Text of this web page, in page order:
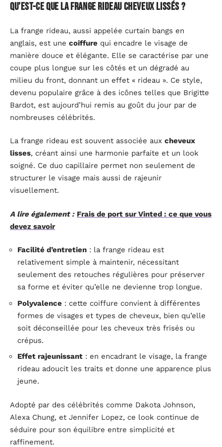
Qu’est-ce que la frange rideau cheveux lissés ?
La frange rideau, aussi appelée curtain bangs en
anglais, est une coiffure qui encadre le visage de
manière douce et élégante. Elle se caractérise par une
coupe plus longue sur les côtés et un dégradé au
milieu du front, donnant un effet « rideau ». Ce style,
devenu populaire grâce à des icônes telles que Brigitte
Bardot, est aujourd’hui remis au goût du jour par de
nombreuses célébrités.
La frange rideau est souvent associée aux cheveux
lisses, créant ainsi une harmonie parfaite et un look
soigné. Ce duo capillaire permet non seulement de
structurer le visage mais aussi de rajeunir
visuellement.
A lire également : Frais de port sur Vinted : ce que vous
devez savoir
Facilité d’entretien : la frange rideau est
relativement simple à maintenir, nécessitant
seulement des retouches régulières pour préserver
sa forme et éviter qu’elle ne devienne trop longue.
Polyvalence : cette coiffure convient à différentes
formes de visages et types de cheveux, bien qu’elle
soit déconseillée pour les cheveux très frisés ou
crépus.
Effet rajeunissant : en encadrant le visage, la frange
rideau adoucit les traits et donne une apparence plus
jeune.
Adopté par des célébrités comme Dakota Johnson,
Alexa Chung, et Jennifer Lopez, ce look continue de
séduire pour son équilibre entre simplicité et
raffinement.